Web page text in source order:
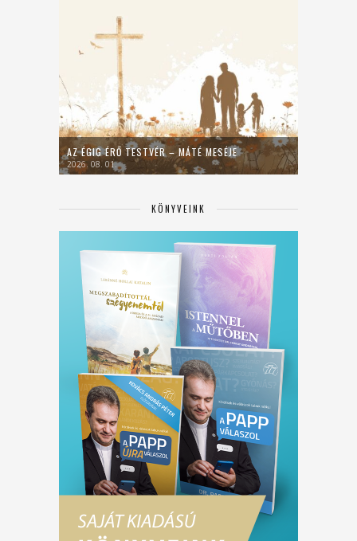
AZ ÉGIG ÉRŐ TESTVÉR – MÁTÉ MESÉJE
2026. 08. 01.
KÖNYVEINK